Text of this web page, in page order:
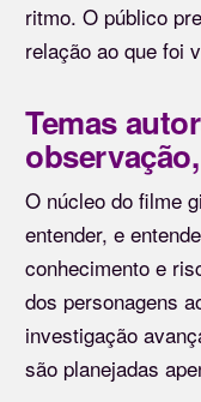
ritmo. O público
relação ao que foi
Temas
O núcleo do filme
entender, e
conhecimento e
dos personagens
investigação
são planejadas